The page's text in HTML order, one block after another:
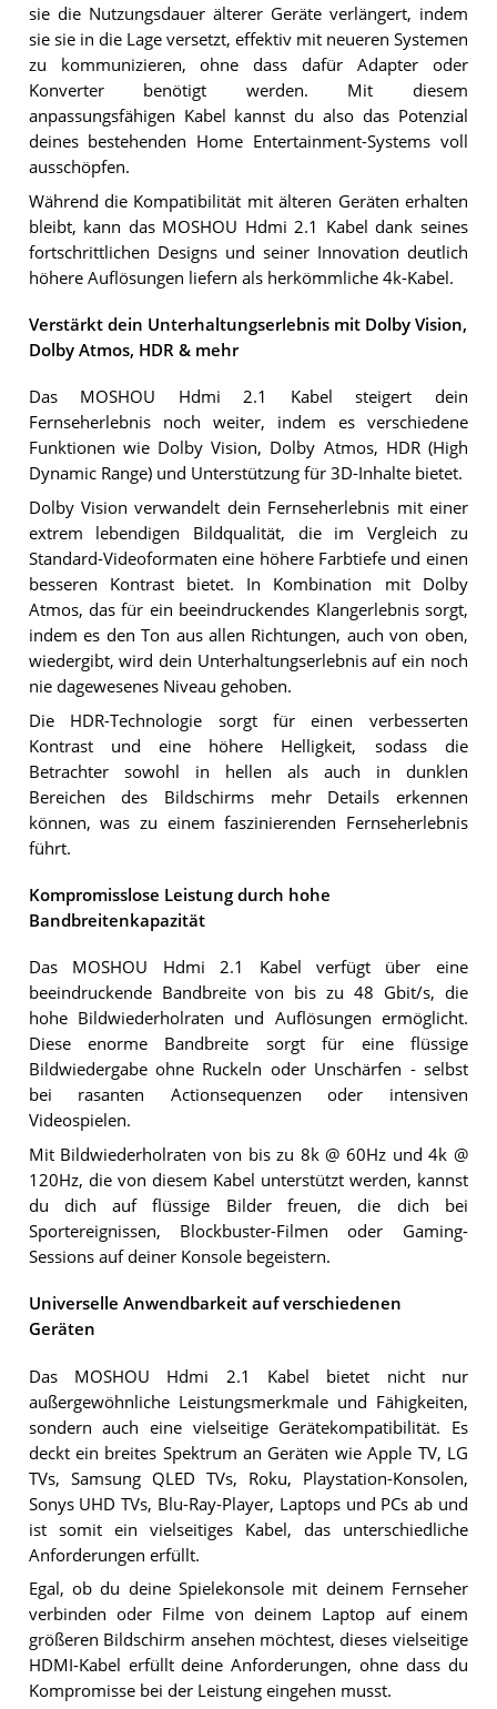
sie die Nutzungsdauer älterer Geräte verlängert, indem
sie sie in die Lage versetzt, effektiv mit neueren Systemen
zu kommunizieren, ohne dass dafür Adapter oder
Konverter benötigt werden. Mit diesem
anpassungsfähigen Kabel kannst du also das Potenzial
deines bestehenden Home Entertainment-Systems voll
ausschöpfen.
Während die Kompatibilität mit älteren Geräten erhalten
bleibt, kann das MOSHOU Hdmi 2.1 Kabel dank seines
fortschrittlichen Designs und seiner Innovation deutlich
höhere Auflösungen liefern als herkömmliche 4k-Kabel.
Verstärkt dein Unterhaltungserlebnis mit Dolby Vision,
Dolby Atmos, HDR & mehr
Das MOSHOU Hdmi 2.1 Kabel steigert dein
Fernseherlebnis noch weiter, indem es verschiedene
Funktionen wie Dolby Vision, Dolby Atmos, HDR (High
Dynamic Range) und Unterstützung für 3D-Inhalte bietet.
Dolby Vision verwandelt dein Fernseherlebnis mit einer
extrem lebendigen Bildqualität, die im Vergleich zu
Standard-Videoformaten eine höhere Farbtiefe und einen
besseren Kontrast bietet. In Kombination mit Dolby
Atmos, das für ein beeindruckendes Klangerlebnis sorgt,
indem es den Ton aus allen Richtungen, auch von oben,
wiedergibt, wird dein Unterhaltungserlebnis auf ein noch
nie dagewesenes Niveau gehoben.
Die HDR-Technologie sorgt für einen verbesserten
Kontrast und eine höhere Helligkeit, sodass die
Betrachter sowohl in hellen als auch in dunklen
Bereichen des Bildschirms mehr Details erkennen
können, was zu einem faszinierenden Fernseherlebnis
führt.
Kompromisslose Leistung durch hohe
Bandbreitenkapazität
Das MOSHOU Hdmi 2.1 Kabel verfügt über eine
beeindruckende Bandbreite von bis zu 48 Gbit/s, die
hohe Bildwiederholraten und Auflösungen ermöglicht.
Diese enorme Bandbreite sorgt für eine flüssige
Bildwiedergabe ohne Ruckeln oder Unschärfen - selbst
bei rasanten Actionsequenzen oder intensiven
Videospielen.
Mit Bildwiederholraten von bis zu 8k @ 60Hz und 4k @
120Hz, die von diesem Kabel unterstützt werden, kannst
du dich auf flüssige Bilder freuen, die dich bei
Sportereignissen, Blockbuster-Filmen oder Gaming-
Sessions auf deiner Konsole begeistern.
Universelle Anwendbarkeit auf verschiedenen
Geräten
Das MOSHOU Hdmi 2.1 Kabel bietet nicht nur
außergewöhnliche Leistungsmerkmale und Fähigkeiten,
sondern auch eine vielseitige Gerätekompatibilität. Es
deckt ein breites Spektrum an Geräten wie Apple TV, LG
TVs, Samsung QLED TVs, Roku, Playstation-Konsolen,
Sonys UHD TVs, Blu-Ray-Player, Laptops und PCs ab und
ist somit ein vielseitiges Kabel, das unterschiedliche
Anforderungen erfüllt.
Egal, ob du deine Spielekonsole mit deinem Fernseher
verbinden oder Filme von deinem Laptop auf einem
größeren Bildschirm ansehen möchtest, dieses vielseitige
HDMI-Kabel erfüllt deine Anforderungen, ohne dass du
Kompromisse bei der Leistung eingehen musst.